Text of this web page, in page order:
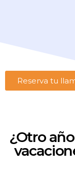
Reserva tu
¿Otro